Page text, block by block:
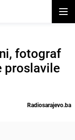
fotograf
proslavile
Radiosarajevo.ba